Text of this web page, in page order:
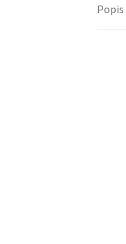
Popis